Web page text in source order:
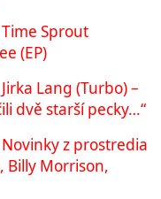
Time Sprout
(EP)
Jirka Lang (Turbo) –
dvě starší pecky…“
Novinky z prostredia
Billy Morrison,